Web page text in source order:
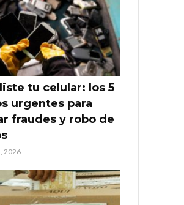
tu celular: los 5
urgentes para
fraudes y robo de
2026